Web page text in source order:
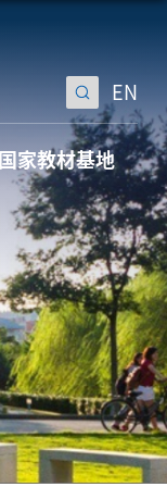
EN
国家教材基地